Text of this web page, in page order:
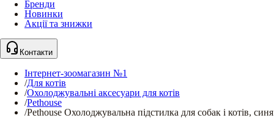
Бренди
Новинки
Акції та знижки
Контакти
Інтернет-зоомагазин №1
/Для котів
/Охолоджувальні аксесуари для котів
/Pethouse
/Pethouse Охолоджувальна підстилка для собак і котів, синя